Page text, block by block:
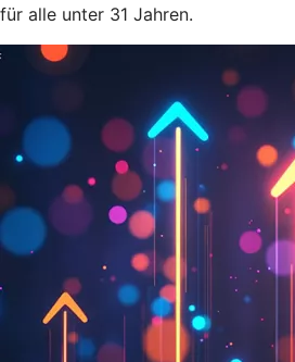
für alle unter 31 Jahren.